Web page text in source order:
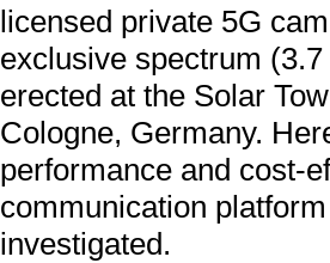
licensed private 5G
exclusive spectrum
erected at the Solar
Cologne, Germany.
performance and cost-
communication
investigated.